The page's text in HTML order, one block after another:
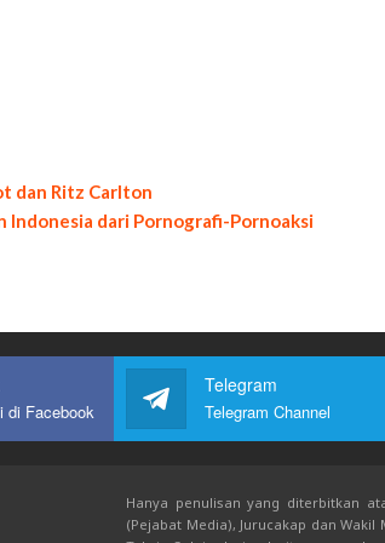
dan Ritz Carlton
Indonesia dari Pornografi-Pornoaksi
di Facebook
Telegram
Telegram Channel
Hanya penulisan yang diterbitkan
(Pejabat Media), Jurucakap dan